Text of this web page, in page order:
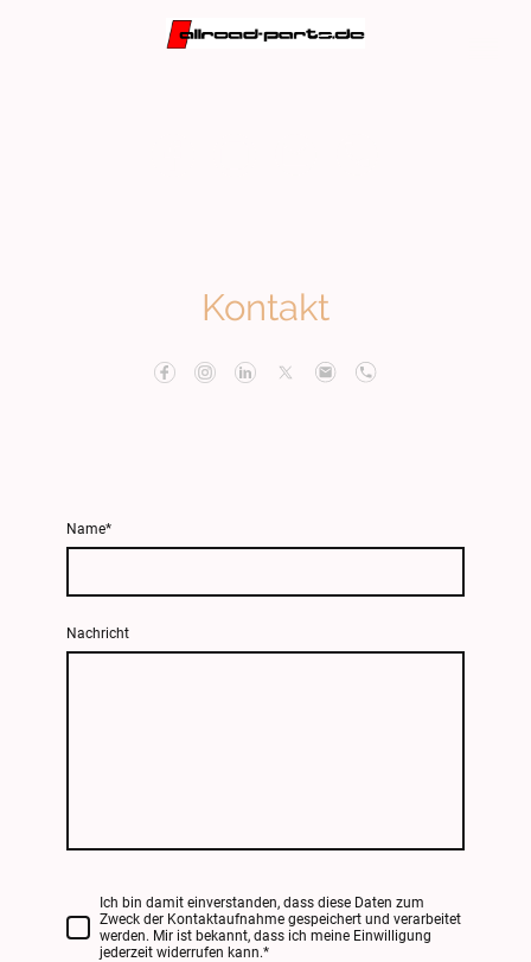
Kontakt
Name*
Nachricht
Ich bin damit einverstanden, dass diese Daten zum
Zweck der Kontaktaufnahme gespeichert und verarbeitet
werden. Mir ist bekannt, dass ich meine Einwilligung
jederzeit widerrufen kann.*